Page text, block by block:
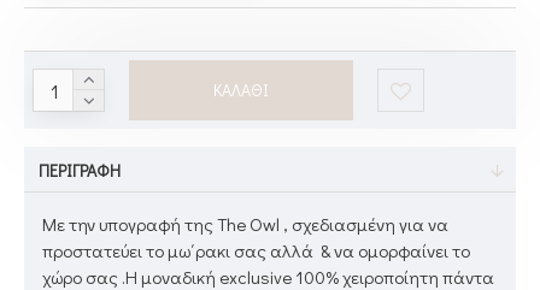
ΚΑΛΆΘΙ
ΠΕΡΙΓΡΑΦΉ
Με την υπογραφή της The Owl , σχεδιασμένη για να
προστατεύει το μω΄ρακι σας αλλά & να ομορφαίνει το
χώρο σας .Η μοναδική exclusive 100% χειροποίητη πάντα